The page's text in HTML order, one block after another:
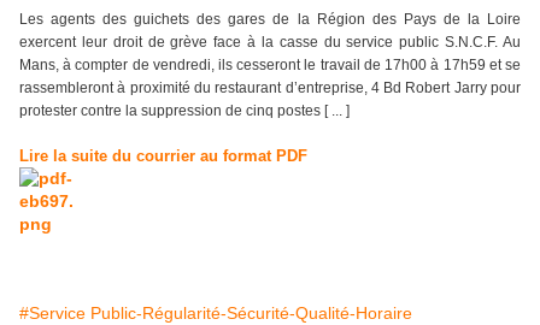
Les agents des guichets des gares de la Région des Pays de la Loire
exercent leur droit de grève face à la casse du service public S.N.C.F. Au
Mans, à compter de vendredi, ils cesseront le travail de 17h00 à 17h59 et se
rassembleront à proximité du restaurant d’entreprise, 4 Bd Robert Jarry pour
protester contre la suppression de cinq postes [ ... ]
Lire la suite du courrier au format PDF
#Service Public-Régularité-Sécurité-Qualité-Horaire